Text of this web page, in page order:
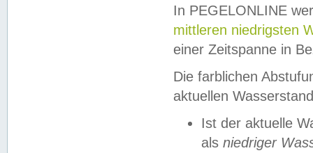
In PEGELONLINE
mittleren niedrigsten
einer Zeitspanne in
Die farblichen
aktuellen
Ist der aktuelle
als niedriger